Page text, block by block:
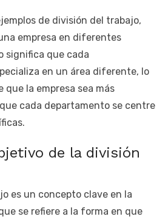
de división del trabajo,
empresa en diferentes
significa que cada
en un área diferente, lo
que la empresa sea más
cada departamento se centre
de la división
es un concepto clave en la
se refiere a la forma en que